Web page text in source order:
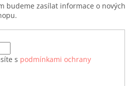
budeme zasílat informace o nových
s podmínkami ochrany